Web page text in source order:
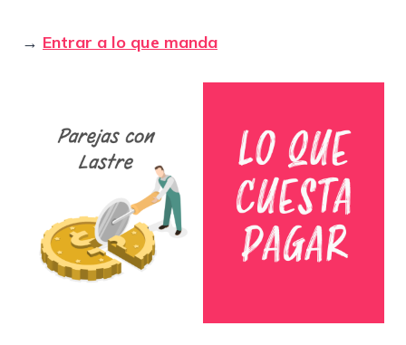
→ Entrar a lo que manda